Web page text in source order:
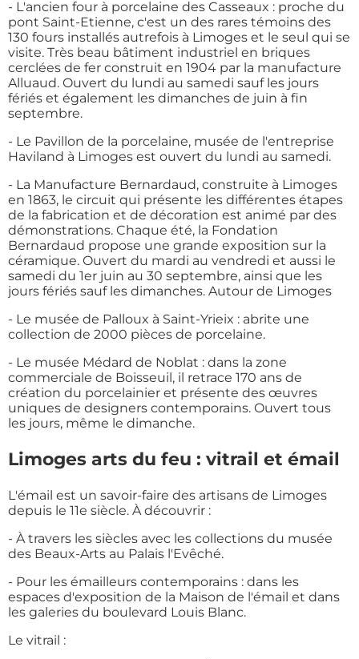
- L'ancien four à porcelaine des Casseaux : proche du
pont Saint-Etienne, c'est un des rares témoins des
130 fours installés autrefois à Limoges et le seul qui se
visite. Très beau bâtiment industriel en briques
cerclées de fer construit en 1904 par la manufacture
Alluaud. Ouvert du lundi au samedi sauf les jours
fériés et également les dimanches de juin à fin
septembre.
- Le Pavillon de la porcelaine, musée de l'entreprise
Haviland à Limoges est ouvert du lundi au samedi.
- La Manufacture Bernardaud, construite à Limoges
en 1863, le circuit qui présente les différentes étapes
de la fabrication et de décoration est animé par des
démonstrations. Chaque été, la Fondation
Bernardaud propose une grande exposition sur la
céramique. Ouvert du mardi au vendredi et aussi le
samedi du 1er juin au 30 septembre, ainsi que les
jours fériés sauf les dimanches. Autour de Limoges
- Le musée de Palloux à Saint-Yrieix : abrite une
collection de 2000 pièces de porcelaine.
- Le musée Médard de Noblat : dans la zone
commerciale de Boisseuil, il retrace 170 ans de
création du porcelainier et présente des œuvres
uniques de designers contemporains. Ouvert tous
les jours, même le dimanche.
Limoges arts du feu : vitrail et émail
L'émail est un savoir-faire des artisans de Limoges
depuis le 11e siècle. À découvrir :
- À travers les siècles avec les collections du musée
des Beaux-Arts au Palais l'Evêché.
- Pour les émailleurs contemporains : dans les
espaces d'exposition de la Maison de l'émail et dans
les galeries du boulevard Louis Blanc.
Le vitrail :